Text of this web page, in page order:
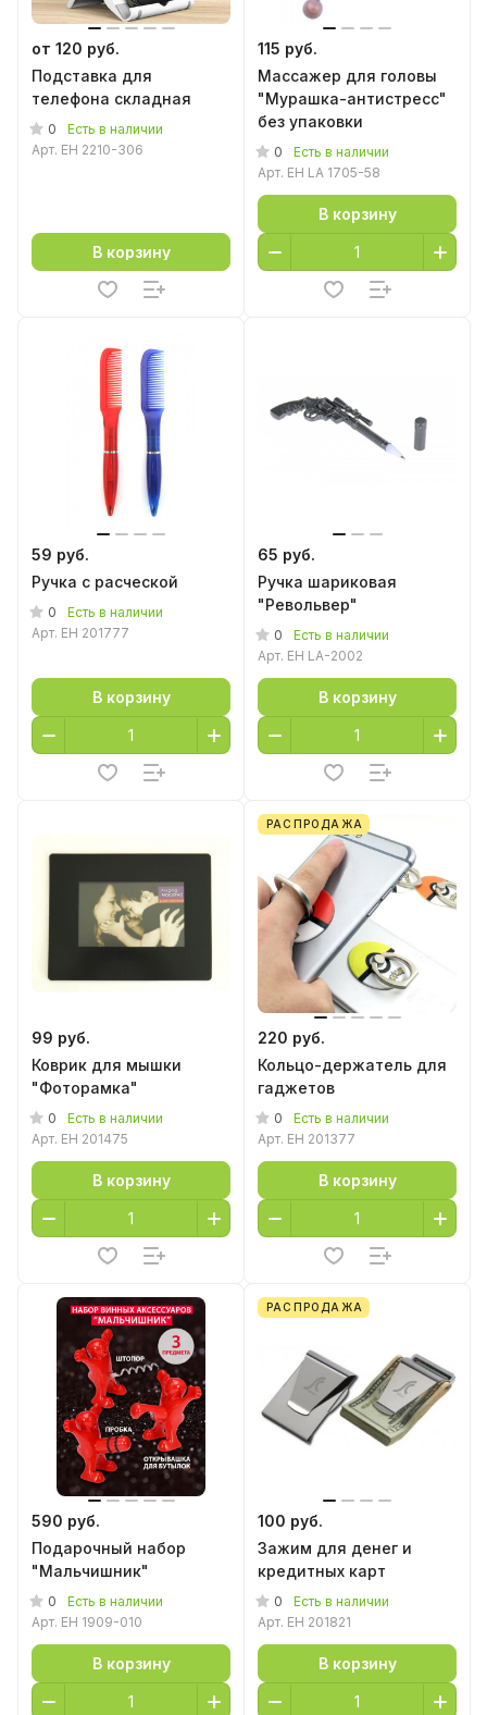
от 120 руб.
Подставка для
телефона складная
0
Есть в наличии
Арт. EH 2210-306
В корзину
115 руб.
Массажер для головы
"Мурашка-антистресс"
без упаковки
0
Есть в наличии
Арт. EH LA 1705-58
В корзину
59 руб.
Ручка с расческой
0
Есть в наличии
Арт. EH 201777
В корзину
65 руб.
Ручка шариковая
"Револьвер"
0
Есть в наличии
Арт. EH LA-2002
В корзину
99 руб.
Коврик для мышки
"Фоторамка"
0
Есть в наличии
Арт. EH 201475
В корзину
РАСПРОДАЖА
220 руб.
Кольцо-держатель для
гаджетов
0
Есть в наличии
Арт. EH 201377
В корзину
590 руб.
Подарочный набор
"Мальчишник"
0
Есть в наличии
Арт. EH 1909-010
В корзину
РАСПРОДАЖА
100 руб.
Зажим для денег и
кредитных карт
0
Есть в наличии
Арт. EH 201821
В корзину